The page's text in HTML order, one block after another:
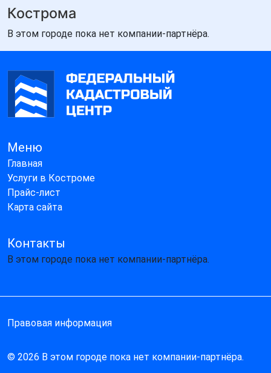
Кострома
В этом городе пока нет компании-партнёра.
Меню
Главная
Услуги в Костроме
Прайс-лист
Карта сайта
Контакты
В этом городе пока нет компании-партнёра.
© 2026 В этом городе пока нет компании-партнёра.
Правовая информация